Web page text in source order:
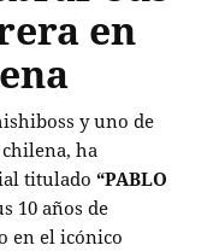
en
y uno de
ha
titulado“PABLO
10 años de
en el icónico